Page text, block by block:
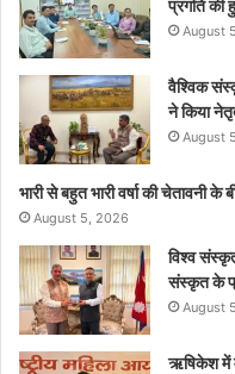
प्रगति की
August
वैश्विक
ने किया
August
भारी से बहुत भारी वर्षा की चेतावनी
August 5, 2026
विश्व
संस्कृत के
August
ऋषिकेश में